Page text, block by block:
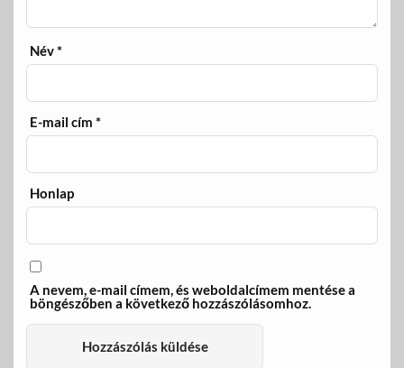
Név*
E-mail cím*
Honlap
A nevem, e-mail címem, és weboldalcímem mentése a
böngészőben a következő hozzászólásomhoz.